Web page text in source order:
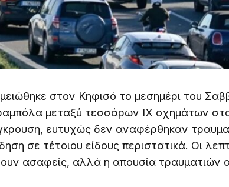
στον Κηφισό το μεσημέρι του
μεταξύ τεσσάρων ΙΧ οχημάτων
ευτυχώς δεν αναφέρθηκαν
σε τέτοιου είδους περιστατικά. Οι
ασαφείς, αλλά η απουσία τραυματιών